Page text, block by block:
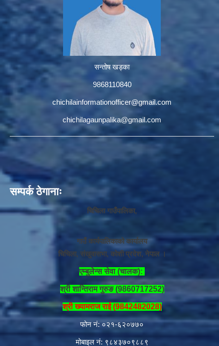
सन्तोष खड्का
9868110840
chichilainformationofficer@gmail.com
chichilagaunpalika@gmail.com
सम्पर्क ठेगानाः
चिचिला गाउँपालिका,
गाउँ कार्यपालिकाको कार्यालय
चिचिला, संखुवासभा, कोशी प्रदेश, नेपाल ।
एम्बुलेन्स सेवा (चालक):
श्री शान्तिराम गुरुङ (9860717252)
श्री ख्यामराज राई (9842482028)
फोन नं: ०२१-६२०७७०
मोबाइल नं: ९८४३७०९८८९